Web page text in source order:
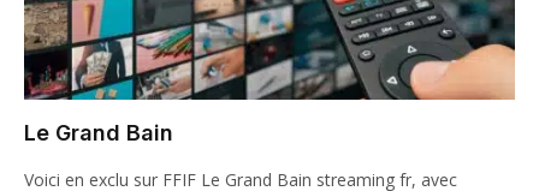
Le Grand Bain
Voici en exclu sur FFIF Le Grand Bain streaming fr, avec